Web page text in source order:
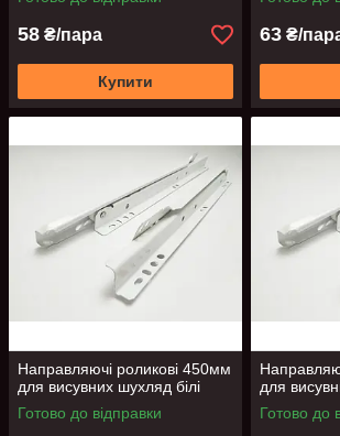
58 ₴/пара
Купити
63 ₴/
Направляючі роликові 450мм
для висувних шухляд білі
Готово до відправки
для
Готово до